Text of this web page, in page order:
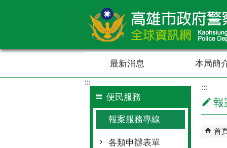
最新消息 本局簡
:::
便民服務
報案服務專線
各類申辦表單
:::
報
首